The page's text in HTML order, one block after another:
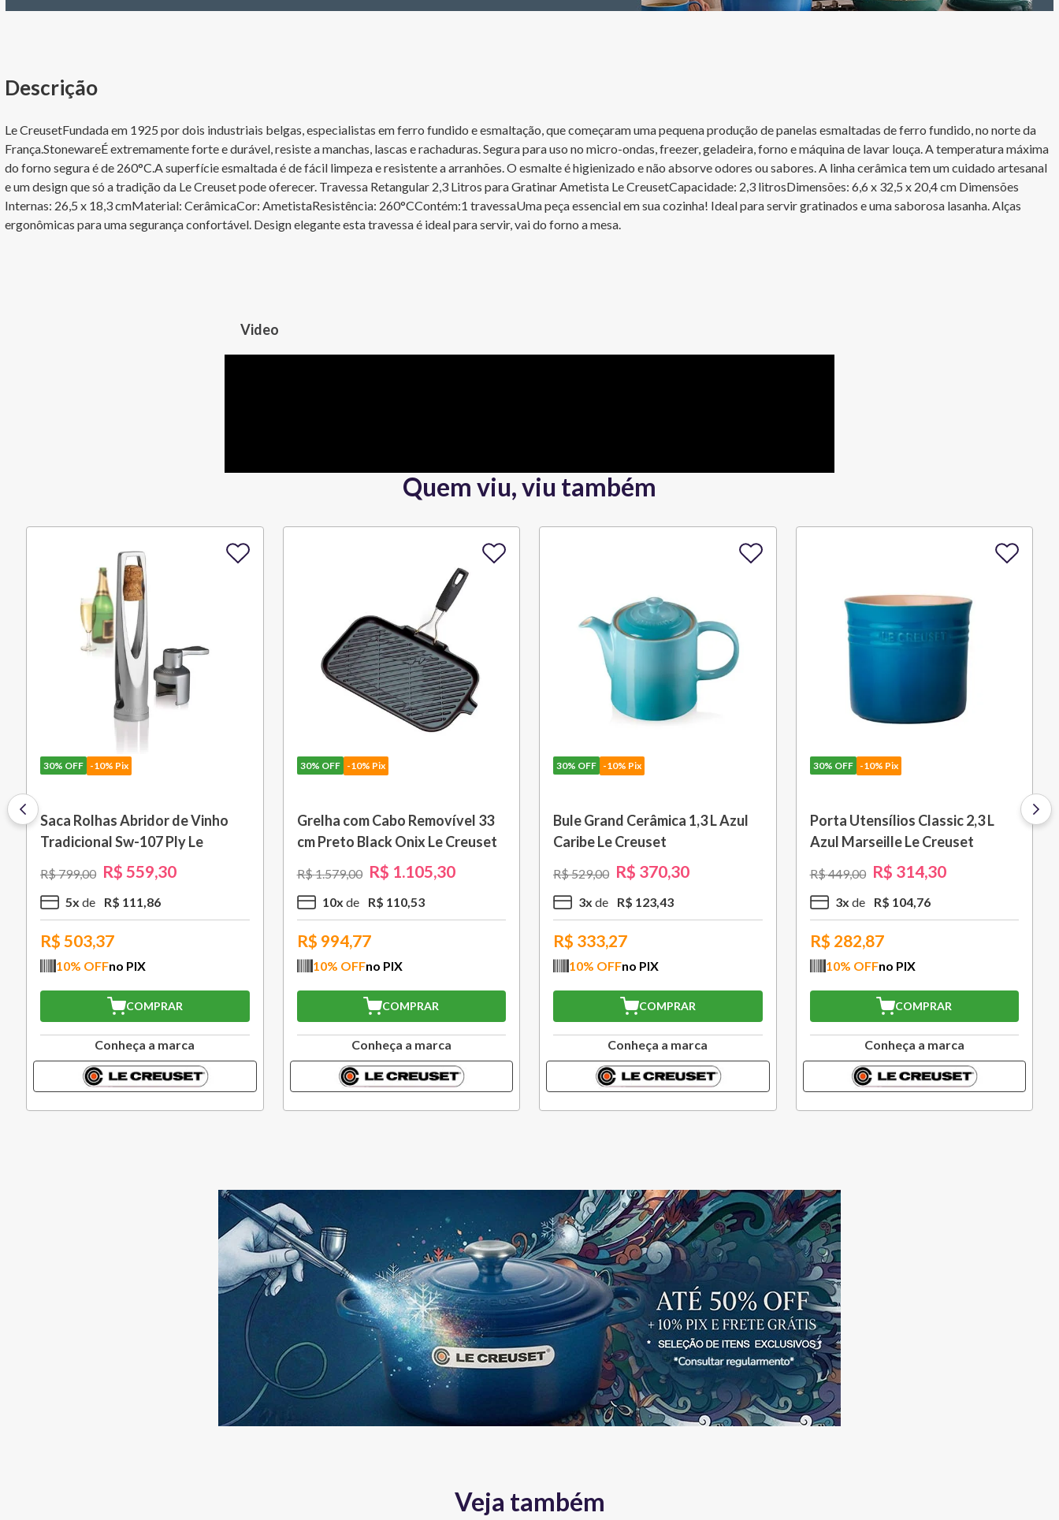
Le CreusetFundada em 1925 por dois industriais belgas, especialistas em ferro fundido e esmaltação, que começaram uma pequena produção de panelas esmaltadas de ferro fundido, no norte da
França.StonewareÉ extremamente forte e durável, resiste a manchas, lascas e rachaduras. Segura para uso no micro-ondas, freezer, geladeira, forno e máquina de lavar louça. A temperatura máxima
do forno segura é de 260°C.A superfície esmaltada é de fácil limpeza e resistente a arranhões. O esmalte é higienizado e não absorve odores ou sabores. A linha cerâmica tem um cuidado artesanal
e um design que só a tradição da Le Creuset pode oferecer. Travessa Retangular 2,3 Litros para Gratinar Ametista Le CreusetCapacidade: 2,3 litrosDimensões: 6,6 x 32,5 x 20,4 cm Dimensões
Internas: 26,5 x 18,3 cmMaterial: CerâmicaCor: AmetistaResistência: 260°CContém:1 travessaUma peça essencial em sua cozinha! Ideal para servir gratinados e uma saborosa lasanha. Alças
ergonômicas para uma segurança confortável. Design elegante esta travessa é ideal para servir, vai do forno a mesa.
Video
Quem viu, viu também
30% OFF -10% Pix
Travessa Retangular Classic 32
cm Azul Deep Teal Le Creuset
R$709,00 R$ 496,30
5x R$ 99 ,26
R$ 446,67
10% OFFno PIX
COMPRAR
Conheça a marca
30% OFF -10% Pix
Porta Utensílios Classic 2,3 L
Azul Caribe Le Creuset
R$449,00 R$314,30
3 x R$ 104 ,76
R$ 282,87
10% OFFno PIX
COMPRAR
Conheça a marca
30% OFF -10% Pix
Saca Rolhas Abridor de Vinho
Modelo Garçom WT130 Preto
Le Creuset
R$299,00 R$ 209,30
2x R$ 104 ,65
R$ 188,37
10% OFFno PIX
COMPRAR
Conheça a marca
30% OFF -10% Pix
Molheira 460ml Azul Caribe Le
Creuset
R$309,00 R$ 216,30
2x R$ 108, 15
R$ 194,67
10% OFFno PIX
COMPRAR
Conheça a marca
Veja também